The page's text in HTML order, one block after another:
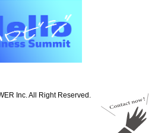
Inc. All Right Reserved.